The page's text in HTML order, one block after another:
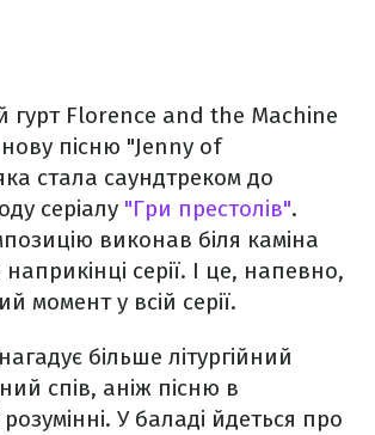
гурт Florence and the Machine
пісню "Jenny of
стала саундтреком до
серіалу "Гри престолів".
виконав біля каміна
серії. І це, напевно,
момент у всій серії.
більше літургійний
спів, аніж пісню в
розумінні. У баладі йдеться про